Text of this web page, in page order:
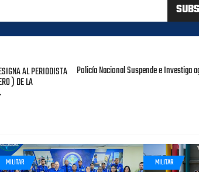
AL PERIODISTA
) DE LA
Policía Nacional Suspende e Investiga
MILITAR MILITAR